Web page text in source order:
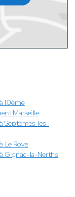
10ème
Marseille
Septemes-les-
Le Rove
Gignac-la-Nerthe